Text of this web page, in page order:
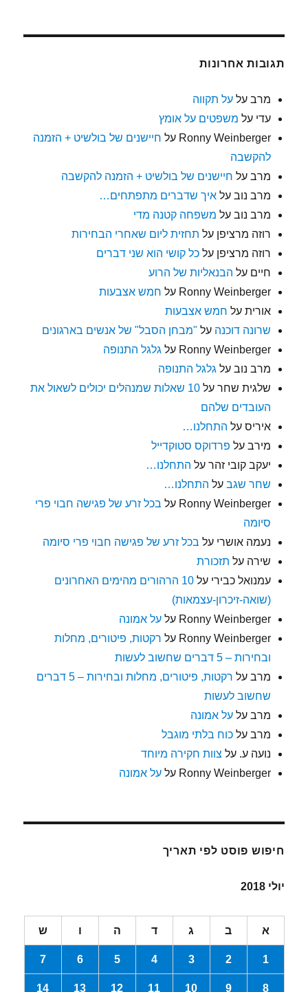
תגובות אחרונות
מרב עלעל תקווה
עדי על משפטים על אומץ
Ronny Weinberger על חיישנים של בולשיט + הזמנה
להקשבה
מרב על חיישנים של בולשיט + הזמנה להקשבה
מרב נוב עלאיך שדברים מתפתחים…
מרב נוב על משפחה קטנה מדי
רוזה מרציפן על תחזית ליום שאחרי הבחירות
רוזה מרציפן עלכל קושי הוא שני דברים
חיים על הבנאליות של הרוע
Ronny Weinberger על חמש אצבעות
אורית על חמש אצבעות
שרונה דוכנה על "מבחן הסבל" של אנשים בארגונים
Ronny Weinberger על גלגל התנופה
מרב נוב על גלגל התנופה
שלגית שחר על
10 שאלות שמנהלים יכולים לשאול את
העובדים שלהם
איריס על התחלנו…
מירב על פרדוקס סטוקדייל
יעקב קובי זהר על התחלנו…
שחר שגב על התחלנו…
Ronny Weinberger על בכל זרע של פגישה חבוי פרי
סיומה
נעמה אושרי על בכל זרע של פגישה חבוי פרי סיומה
שירה על תזכורת
עמנואל כבירי על
10 הרהורים מהימים האחרונים
(שואה-זיכרון-עצמאות)
Ronny Weinberger עלעל אמונה
Ronny Weinberger על רקטות, פיטורים, מחלות
ובחירות – 5 דברים שחשוב לעשות
מרב על
רקטות, פיטורים, מחלות ובחירות – 5 דברים
שחשוב לעשות
מרב עלעל אמונה
מרב עלכוח בלתי מוגבל
נועה ע. על צוות חקירה מיוחד
Ronny Weinberger עלעל אמונה
חיפוש פוסט לפי תאריך
יולי 2018
א ב ג ד ה ו ש
1
2
3
4
5
6
7
8
9
10
11
12
13
14